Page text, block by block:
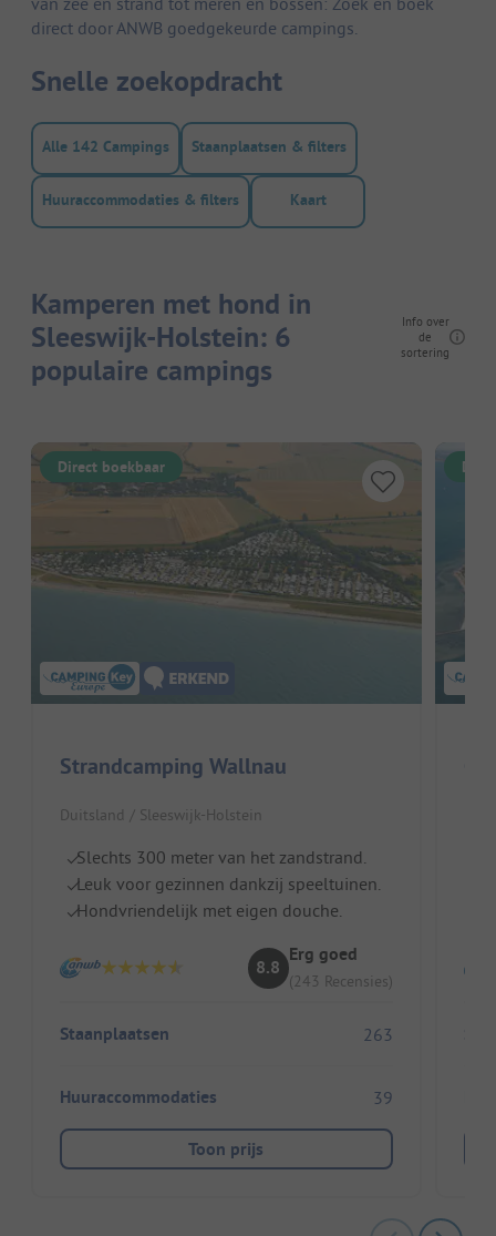
direct door ANWB goedgekeurde campings.
Snelle zoekopdracht
Alle 142 Campings Staanplaatsen & filters
Huuraccommodaties & filters Kaart
Kamperen met hond in
Sleeswijk-Holstein: 6
populaire campings
Info over
de
sortering
Direct boekbaar
Strandcamping Wallnau
Duitsland / Sleeswijk-Holstein
Slechts 300 meter van het zandstrand.
Leuk voor gezinnen dankzij speeltuinen.
Hondvriendelijk met eigen douche.
8.8
Erg goed
(243 Recensies)
Staanplaatsen 263
Huuraccommodaties 39
Toon prijs